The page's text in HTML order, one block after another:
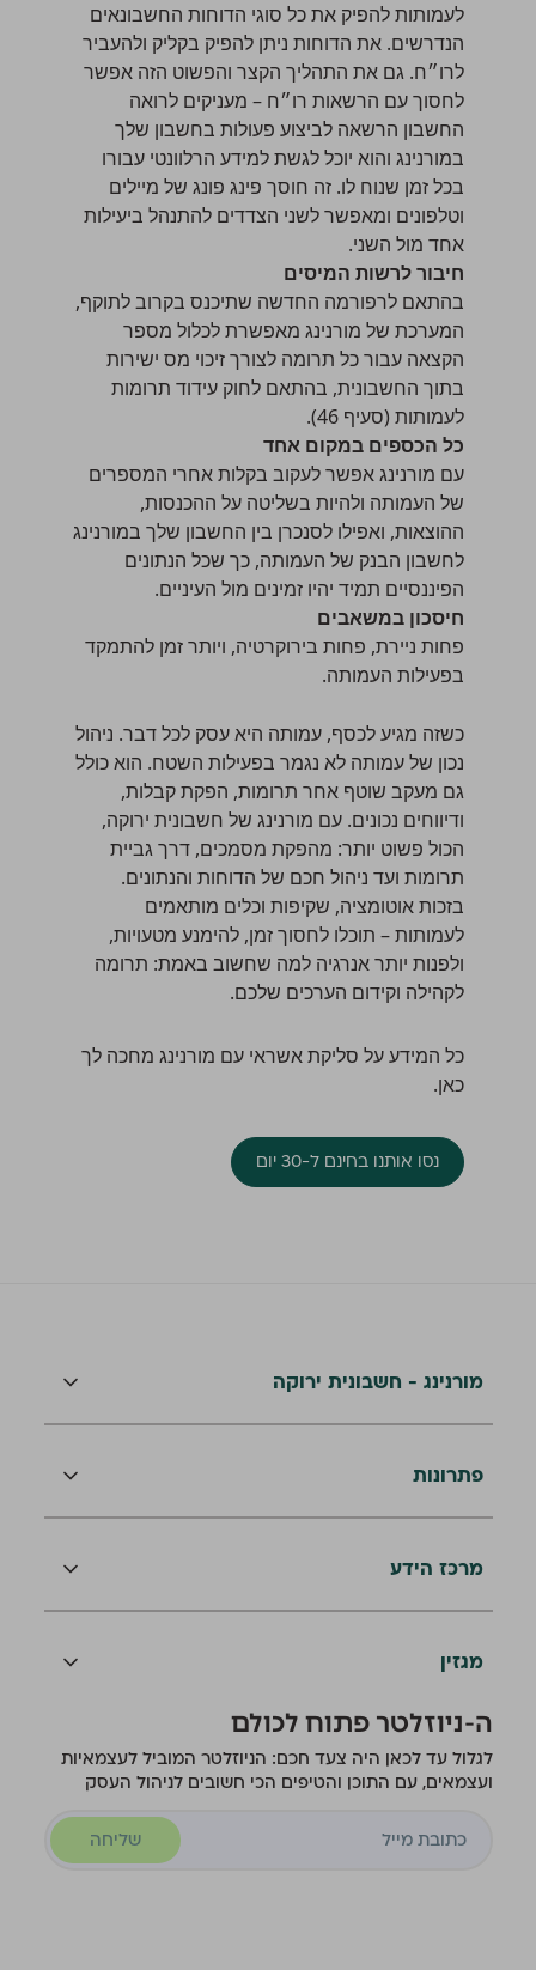
לעמותות להפיק את כל סוגי הדוחות החשבונאים
הנדרשים. את הדוחות ניתן להפיק בקליק ולהעביר
לרו״ח. גם את התהליך הקצר והפשוט הזה אפשר
לחסוך עם הרשאות רו״ח – מעניקים לרואה
החשבון הרשאה לביצוע פעולות בחשבון שלך
במורנינג והוא יוכל לגשת למידע הרלוונטי עבורו
בכל זמן שנוח לו. זה חוסך פינג פונג של מיילים
וטלפונים ומאפשר לשני הצדדים להתנהל ביעילות
אחד מול השני.
חיבור לרשות המיסים
בהתאם לרפורמה החדשה שתיכנס בקרוב לתוקף,
המערכת של מורנינג מאפשרת לכלול מספר
הקצאה עבור כל תרומה לצורך זיכוי מס ישירות
בתוך החשבונית, בהתאם לחוק עידוד תרומות
לעמותות (סעיף 46).
כל הכספים במקום אחד
עם מורנינג אפשר לעקוב בקלות אחרי המספרים
של העמותה ולהיות בשליטה על ההכנסות,
ההוצאות, ואפילו לסנכרן בין החשבון שלך במורנינג
לחשבון הבנק של העמותה, כך שכל הנתונים
הפיננסיים תמיד יהיו זמינים מול העיניים.
חיסכון במשאבים
פחות ניירת, פחות בירוקרטיה, ויותר זמן להתמקד
בפעילות העמותה.
כשזה מגיע לכסף, עמותה היא עסק לכל דבר. ניהול
נכון של עמותה לא נגמר בפעילות השטח. הוא כולל
גם מעקב שוטף אחר תרומות, הפקת קבלות,
ודיווחים נכונים. עם מורנינג של חשבונית ירוקה,
הכול פשוט יותר: מהפקת מסמכים, דרך גביית
תרומות ועד ניהול חכם של הדוחות והנתונים.
בזכות אוטומציה, שקיפות וכלים מותאמים
לעמותות – תוכלו לחסוך זמן, להימנע מטעויות,
ולפנות יותר אנרגיה למה שחשוב באמת: תרומה
לקהילה וקידום הערכים שלכם.
כל המידע על סליקת אשראי עם מורנינג מחכה לך
כאן.
נסו אותנו בחינם ל-30 יום
מורנינג - חשבונית ירוקה
פתרונות
מרכז הידע
מגזין
ה-ניוזלטר פתוח לכולם
לגלול עד לכאן היה צעד חכם: הניוזלטר המוביל לעצמאיות
ועצמאים, עם התוכן והטיפים הכי חשובים לניהול העסק
שליחה